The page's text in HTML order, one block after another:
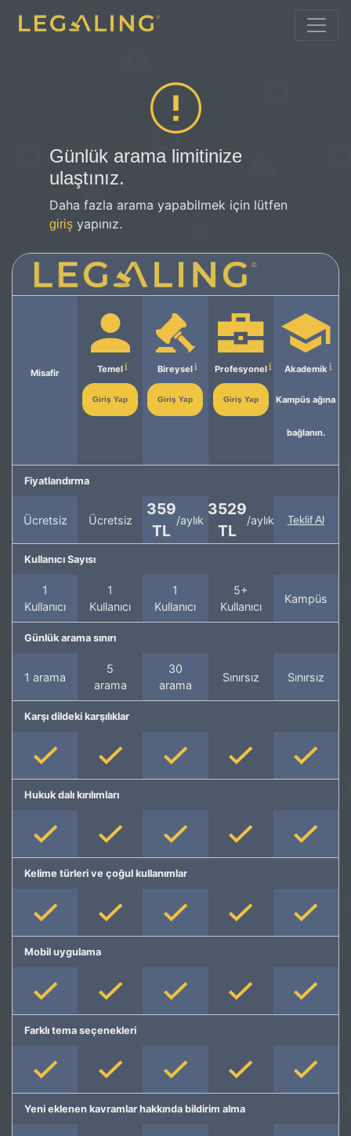
Günlük arama limitinize
ulaştınız.
Daha fazla arama yapabilmek için lütfen
giriş yapınız.
Misafir Temel
Giriş Yap
Bireysel
Giriş Yap
Profesyonel
Giriş Yap
Akademik
Kampüs ağına
bağlanın.
Fiyatlandırma
Ücretsiz Ücretsiz
359
TL
/aylık
3529
TL
/aylık Teklif Al
Kullanıcı Sayısı
1
Kullanıcı
1
Kullanıcı
1
Kullanıcı
5+
Kullanıcı
Kampüs
Günlük arama sınırı
1 arama
5
arama
30
arama
Sınırsız Sınırsız
Karşı dildeki karşılıklar
Hukuk dalı kırılımları
Kelime türleri ve çoğul kullanımlar
Mobil uygulama
Farklı tema seçenekleri
Yeni eklenen kavramlar hakkında bildirim alma